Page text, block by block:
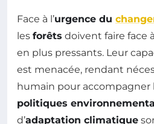
Face à l’urgence du
les forêts doivent faire face
en plus pressants. Leur
est menacée, rendant
humain pour accompagner
politiques
d’adaptation climatique